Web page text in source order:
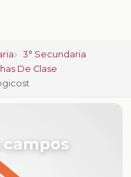
3° Secundaria
De Clase
campos